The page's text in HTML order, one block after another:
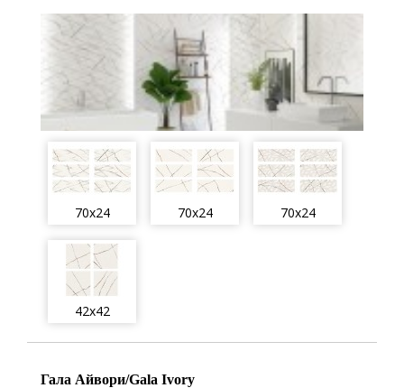
70x24 70x24 70x24
42x42
Гала Айвори/Gala Ivory